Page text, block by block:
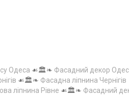
Одеса ☙🏛️❧ Фасадний декор
☙🏛️❧ Фасадна ліпнина Чернігів
ліпнина Рівне ☙🏛️❧ Фасадний